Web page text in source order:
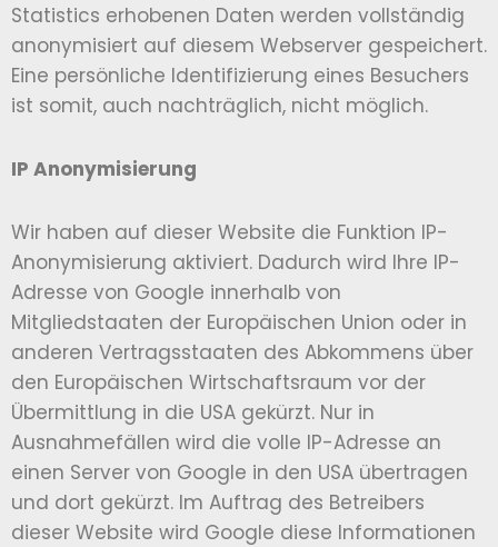
Statistics erhobenen Daten werden vollständig
anonymisiert auf diesem Webserver gespeichert.
Eine persönliche Identifizierung eines Besuchers
ist somit, auch nachträglich, nicht möglich.
IP Anonymisierung
Wir haben auf dieser Website die Funktion IP-
Anonymisierung aktiviert. Dadurch wird Ihre IP-
Adresse von Google innerhalb von
Mitgliedstaaten der Europäischen Union oder in
anderen Vertragsstaaten des Abkommens über
den Europäischen Wirtschaftsraum vor der
Übermittlung in die USA gekürzt. Nur in
Ausnahmefällen wird die volle IP-Adresse an
einen Server von Google in den USA übertragen
und dort gekürzt. Im Auftrag des Betreibers
dieser Website wird Google diese Informationen